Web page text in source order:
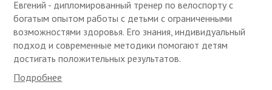
Евгений - дипломированный тренер по велоспорту с
богатым опытом работы с детьми с ограниченными
возможностями здоровья. Его знания, индивидуальный
подход и современные методики помогают детям
достигать положительных результатов.
Подробнее